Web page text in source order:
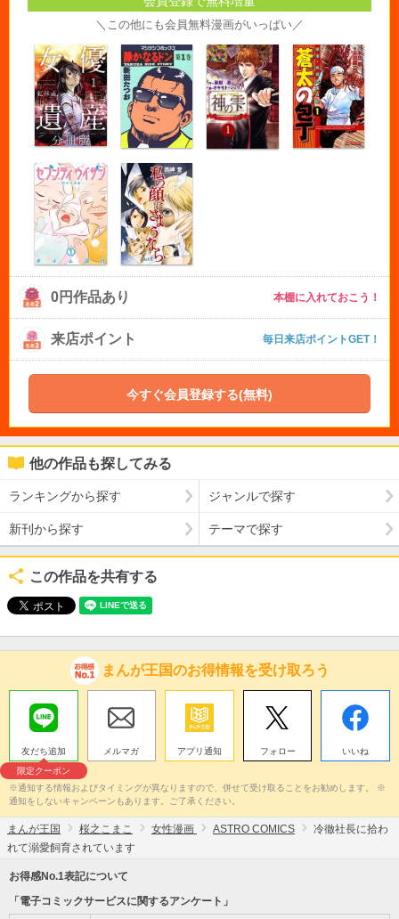
＼この他にも会員無料漫画がいっぱい／
0円作品あり 本棚に入れておこう！
来店ポイント 毎日来店ポイントGET！
今すぐ会員登録する(無料)
他の作品も探してみる
ランキングから探す ジャンルで探す
新刊から探す テーマで探す
この作品を共有する
まんが王国のお得情報を受け取ろう
友だち追加
限定クーポン
メルマガ アプリ通知 フォロー いいね
※通知する情報およびタイミングが異なりますので、併せて受け取ることをお勧めします。 ※
通知をしないキャンペーンもあります。ご了承ください。
まんが王国 桜之こまこ 女性漫画 ASTRO COMICS
冷徹社長に拾わ
れて溺愛飼育されています
お得感No.1表記について
「電子コミックサービスに関するアンケート」